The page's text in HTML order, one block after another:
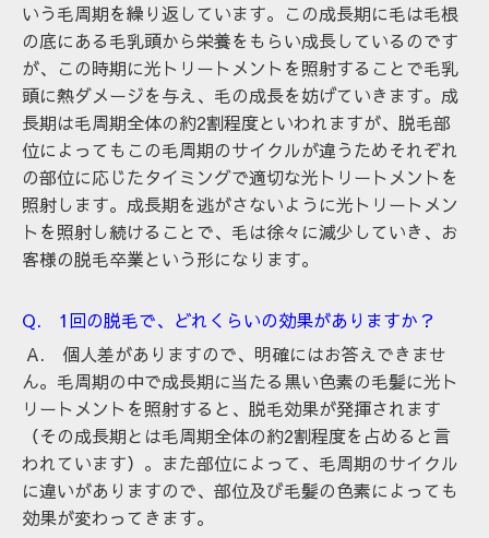
いう毛周期を繰り返しています。この成長期に毛は毛根
の底にある毛乳頭から栄養をもらい成長しているのです
が、この時期に光トリートメントを照射することで毛乳
頭に熱ダメージを与え、毛の成長を妨げていきます。成
長期は毛周期全体の約2割程度といわれますが、脱毛部
位によってもこの毛周期のサイクルが違うためそれぞれ
の部位に応じたタイミングで適切な光トリートメントを
照射します。成長期を逃がさないように光トリートメン
トを照射し続けることで、毛は徐々に減少していき、お
客様の脱毛卒業という形になります。
Q. 1回の脱毛で、どれくらいの効果がありますか？
A. 個人差がありますので、明確にはお答えできませ
ん。毛周期の中で成長期に当たる黒い色素の毛髪に光ト
リートメントを照射すると、脱毛効果が発揮されます
（その成長期とは毛周期全体の約2割程度を占めると言
われています）。また部位によって、毛周期のサイクル
に違いがありますので、部位及び毛髪の色素によっても
効果が変わってきます。